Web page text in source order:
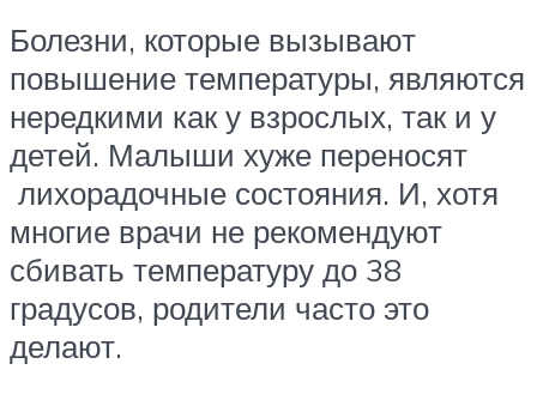
Болезни, которые вызывают
повышение температуры, являются
нередкими как у взрослых, так и у
детей. Малыши хуже переносят
лихорадочные состояния. И, хотя
многие врачи не рекомендуют
сбивать температуру до 38
градусов, родители часто это
делают.